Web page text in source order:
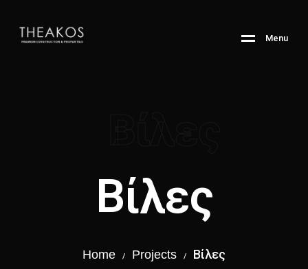
Menu
Βίλες
Home / Projects / Βίλες